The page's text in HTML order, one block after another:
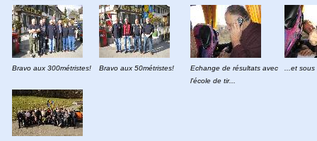
Bravo aux 300métristes! Bravo aux 50métristes!
Echange de résultats avec
l'école de tir...
...et